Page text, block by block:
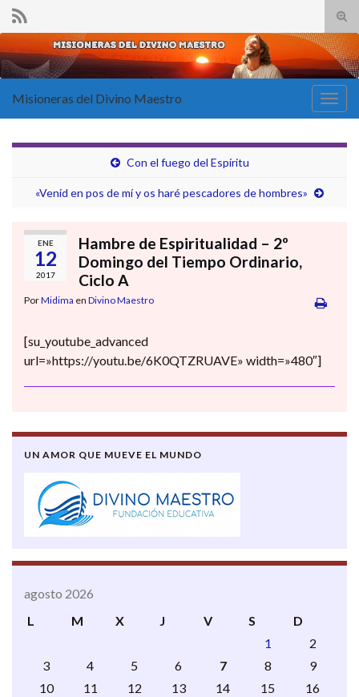
el
de
Search for:
la
Misioneras del Divino Maestro
Con el fuego del Espíritu
«Venid en pos de mí y os haré pescadores de hombres»
ENE
12
2017
Hambre de Espiritualidad – 2º
Domingo del Tiempo Ordinario,
Ciclo A
PorMidima en Divino Maestro
[su_youtube_advanced
url=»https://youtu.be/6K0QTZRUAVE» width=»480″]
UN AMOR QUE MUEVE EL MUNDO
agosto 2026
L
M X J V S
D
1
2
3
4 5 6 7 8
9
10
11 12 13 14 15
16